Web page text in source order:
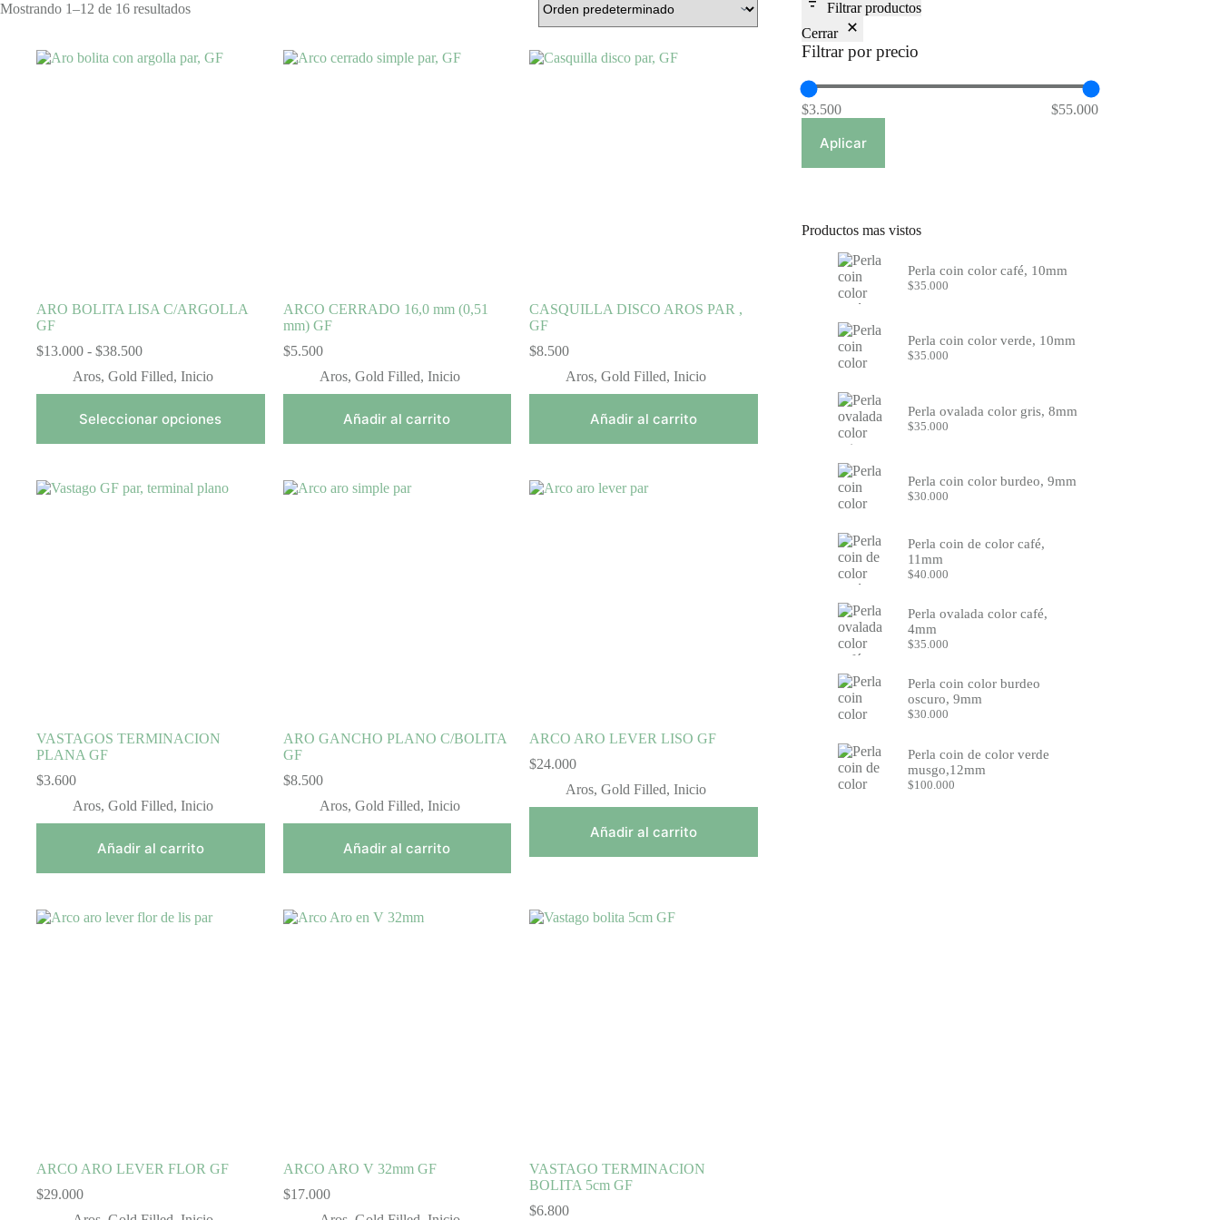
Mostrando 1–12 de 16 resultados
ARO BOLITA LISA C/ARGOLLA
GF
$13.000 - $38.500Rango
precios:
desde
$13.000
$38.500
Aros, Gold Filled, Inicio
Seleccionar opciones
Este
ARCO CERRADO 16,0 mm (0,51
mm) GF
$5.500
Aros, Gold Filled, Inicio
Añadir al carrito
CASQUILLA DISCO AROS PAR ,
GF
$8.500
Aros,Gold Filled,Inicio
Añadir al carrito
VASTAGOS TERMINACION
PLANA GF
$3.600
Aros, Gold Filled, Inicio
Añadir al carrito
ARO GANCHO PLANO C/BOLITA
GF
$8.500
Aros, Gold Filled, Inicio
Añadir al carrito
ARCO ARO LEVER LISO GF
$24.000
Aros,Gold Filled,Inicio
Añadir al carrito
ARCO ARO LEVER FLOR GF
$29.000
ARCO ARO V 32mm GF
$17.000
VASTAGO TERMINACION
BOLITA 5cm GF
$6.800
Filtrar productos
Cerrar
Filtrar por precio
$3.500 $55.000
Aplicar
Productos mas vistos
Perla coin color café, 10mm
$35.000
Perla coin color verde, 10mm
$35.000
Perla ovalada color gris, 8mm
$35.000
Perla coin color burdeo, 9mm
$30.000
Perla coin de color café,
11mm
$40.000
Perla ovalada color café,
4mm
$35.000
Perla coin color burdeo
oscuro, 9mm
$30.000
Perla coin de color verde
musgo,12mm
$100.000